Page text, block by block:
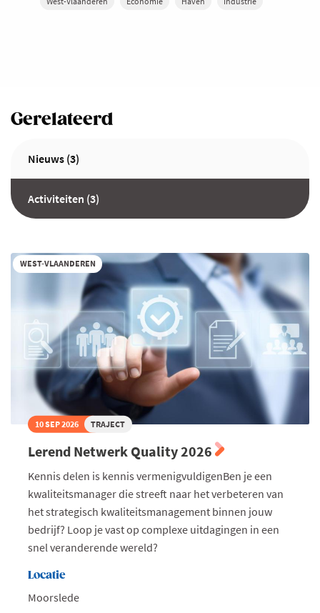
Gerelateerd
Nieuws (3)
Activiteiten (3)
WEST-VLAANDEREN
10 SEP 2026 TRAJECT
Lerend Netwerk Quality 2026
Kennis delen is kennis vermenigvuldigenBen je een
kwaliteitsmanager die streeft naar het verbeteren van
het strategisch kwaliteitsmanagement binnen jouw
bedrijf? Loop je vast op complexe uitdagingen in een
snel veranderende wereld?
Locatie
Moorslede